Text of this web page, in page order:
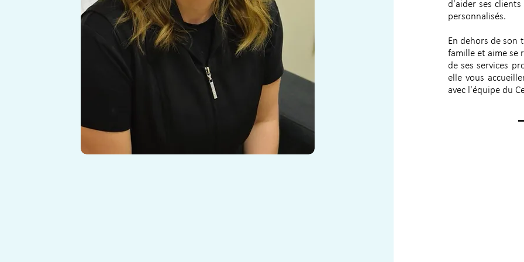
d'aider ses
personnalisés.
En dehors de son
famille et aime se
de ses services
elle vous
avec l'équipe du